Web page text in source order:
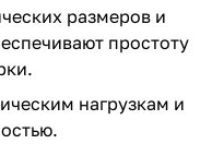
размеров и
простоту
нагрузкам и